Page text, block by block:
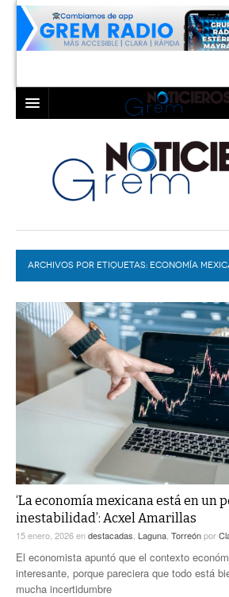
LAGUNA
TORREÓN
GÓMEZ PALACIO
LERDO
COAHUILA
DURANGO
DEPORTES
EXA
EL EXACTO
EXA INFORMA
GLOBO
CONTEXTOS
TRAYECTO LAGUNA
A MEDIA MAÑANA
A TODA LEY
DIÁLOGOS CON LA HISTORIA
TWEETS AND BEATS
LA MEJOR 97.1 ESTÉREO GALLITO
ACTUALIDADES GREM
PULSO
LA MEJOR INFORMACIÓN
COLABORADORES
PC29
ACTUALIDADES GREM
ARCHIVOS POR ETIQUETAS: ECONOMÍA
‘La economía mexicana está en un
inestabilidad’: Acxel Amarillas
15 enero, 2026endestacadas Laguna Torreónpor
El economista apuntó que el contexto
interesante, porque pareciera que todo está
mucha incertidumbre